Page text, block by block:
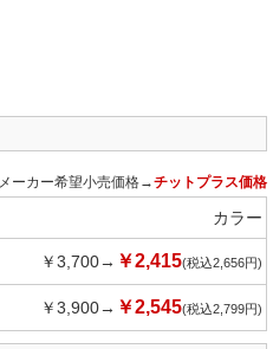
メーカー希望小売価格→チットプラス価格
カラー
￥3,700→ ￥2,415 2,656
￥3,900→ ￥2,545 2,799